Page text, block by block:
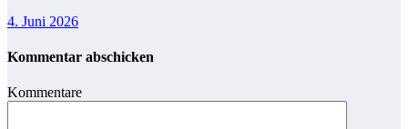
4. Juni 2026
Kommentar abschicken
Kommentare